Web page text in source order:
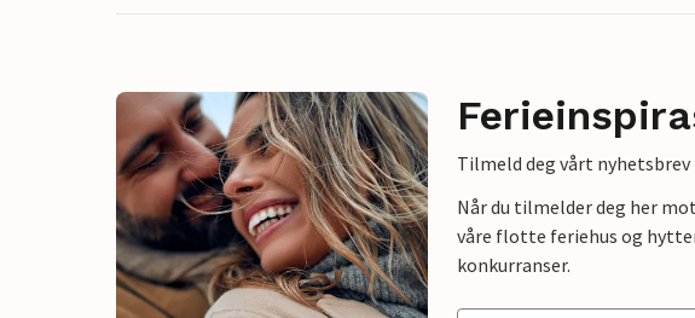
Tilmeld deg vårt
Når du tilmelder deg her
våre flotte feriehus og
konkurranser.